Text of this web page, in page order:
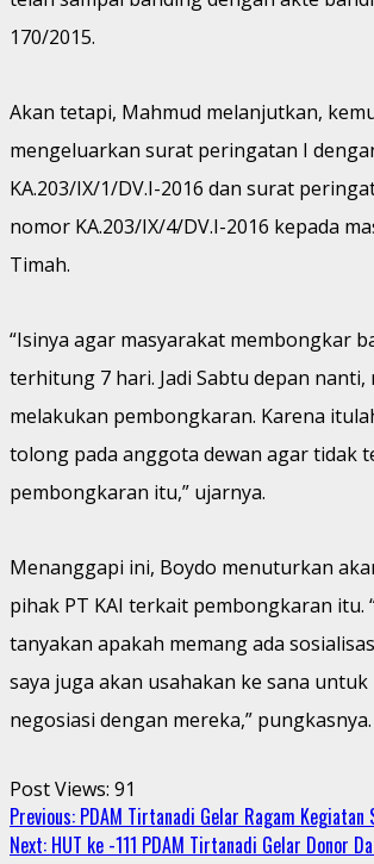
170/2015.
Akan tetapi, Mahmud melanjutkan,
mengeluarkan surat peringatan I
KA.203/IX/1/DV.I-2016 dan surat
nomor KA.203/IX/4/DV.I-2016 kepada
Timah.
“Isinya agar masyarakat membongkar
terhitung 7 hari. Jadi Sabtu depan nanti,
melakukan pembongkaran. Karena
tolong pada anggota dewan agar tidak
pembongkaran itu,” ujarnya.
Menanggapi ini, Boydo menuturkan
pihak PT KAI terkait pembongkaran itu.
tanyakan apakah memang ada
saya juga akan usahakan ke sana
negosiasi dengan mereka,”
Post Views: 91
Continue
Previous: PDAM Tirtanadi Gelar Ragam Kegiatan
Next: HUT ke -111 PDAM Tirtanadi Gelar Donor